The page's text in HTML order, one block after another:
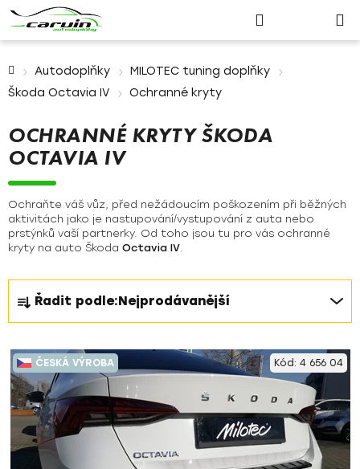
Přihlášení
košík
Autodoplňky
MILOTEC tuning doplňky
Škoda Octavia IV
Ochranné kryty
OCHRANNÉ KRYTY ŠKODA
OCTAVIA IV
Ochraňte váš vůz, před nežádoucím poškozením při běžných
aktivitách jako je nastupování/vystupování z auta nebo
prstýnků vaší partnerky. Od toho jsou tu pro vás ochranné
kryty na auto Škoda Octavia IV.
Ř
a
z
e
n
í
p
r
o
Řadit podle:Nejprodávanější
V
ý
p
i
s
p
ČESKÁ VÝROBA Kód: 4 656 04